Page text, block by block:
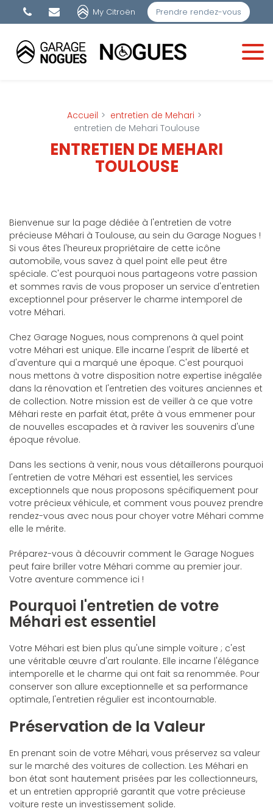
My Citroën Prendre rendez-vous
Accueil
entretien de Mehari
entretien de Mehari Toulouse
ENTRETIEN DE MEHARI
TOULOUSE
Bienvenue sur la page dédiée à l'entretien de votre
précieuse Méhari à Toulouse, au sein du Garage Nogues !
Si vous êtes l'heureux propriétaire de cette icône
automobile, vous savez à quel point elle peut être
spéciale. C'est pourquoi nous partageons votre passion
et sommes ravis de vous proposer un service d'entretien
exceptionnel pour préserver le charme intemporel de
votre Méhari.
Chez Garage Nogues, nous comprenons à quel point
votre Méhari est unique. Elle incarne l'esprit de liberté et
d'aventure qui a marqué une époque. C'est pourquoi
nous mettons à votre disposition notre expertise inégalée
dans la rénovation et l'entretien des voitures anciennes et
de collection. Notre mission est de veiller à ce que votre
Méhari reste en parfait état, prête à vous emmener pour
de nouvelles escapades et à raviver les souvenirs d'une
époque révolue.
Dans les sections à venir, nous vous détaillerons pourquoi
l'entretien de votre Méhari est essentiel, les services
exceptionnels que nous proposons spécifiquement pour
votre précieux véhicule, et comment vous pouvez prendre
rendez-vous avec nous pour choyer votre Méhari comme
elle le mérite.
Préparez-vous à découvrir comment le Garage Nogues
peut faire briller votre Méhari comme au premier jour.
Votre aventure commence ici !
Pourquoi l'entretien de votre
Méhari est essentiel
Votre Méhari est bien plus qu'une simple voiture ; c'est
une véritable œuvre d'art roulante. Elle incarne l'élégance
intemporelle et le charme qui ont fait sa renommée. Pour
conserver son allure exceptionnelle et sa performance
optimale, l'entretien régulier est incontournable.
Préservation de la Valeur
En prenant soin de votre Méhari, vous préservez sa valeur
sur le marché des voitures de collection. Les Méhari en
bon état sont hautement prisées par les collectionneurs,
et un entretien approprié garantit que votre précieuse
voiture reste un investissement solide.
Panneau de gestion des cookies